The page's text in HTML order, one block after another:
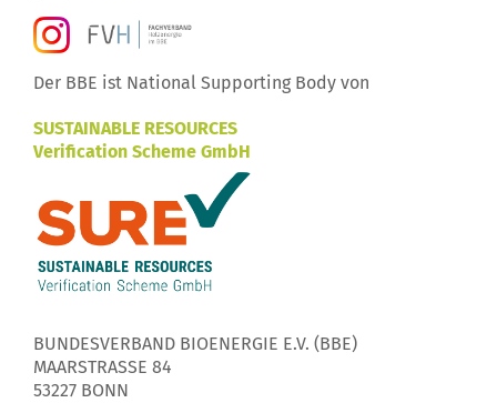
Der BBE ist National Supporting Body von
SUSTAINABLE RESOURCES
Verification Scheme GmbH
BUNDESVERBAND BIOENERGIE E.V. (BBE)
MAARSTRASSE 84
53227 BONN